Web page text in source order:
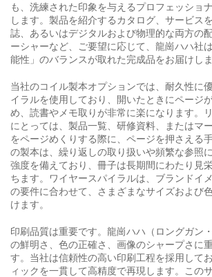
も、洗練された印象を与えるプロフェッショ
します。製品を紹介するカタログ、サービス
誌、あるいはデジタルおよび物理的な両方の
ーシャーなど、ご要望に応じて、龍崗ハハ社
能性」のバランスが取れた完成品をお届けしま
当社のコイル製本オプションでは、耐久性に
イラルを使用しており、開いたときにページ
め、読書やメモ取りが非常に楽になります。
にとっては、製品一覧、研修資料、またはマ
をページめくりする際に、ページを押さえる
の製本は、繰り返しの取り扱いや頻繁な参照
強度を備えており、冊子は長期間にわたり見
ちます。ワイヤースパイラルは、ブランドイ
の要件に合わせて、さまざまなサイズおよび
けます。
印刷品質は重要です。龍崗ハハ（ロングガン
の鮮明さ、色の正確さ、画像のシャープさに
す。当社は信頼性の高い印刷工程を採用して
ィックを一貫して高精度で再現します。この